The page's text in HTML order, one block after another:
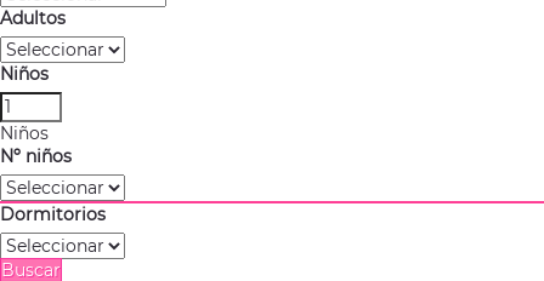
Adultos
Niños
Niños
Nº niños
Dormitorios
Buscar